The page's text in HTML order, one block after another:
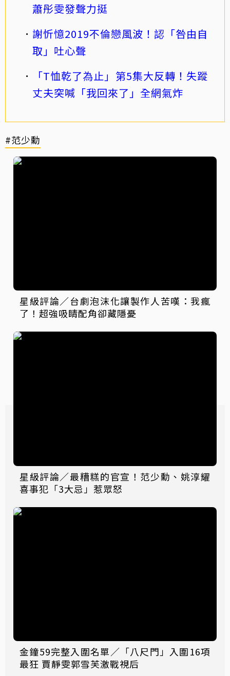
蕭彤雯發聲力挺
謝忻憶2019不倫戀風波！認「咎由自
取」吐心聲
「T恤乾了為止」第5集大反轉！失蹤
丈夫突喊「我回來了」全網氣炸
#范少勳
星級評論／台劇泡沫化讓製作人苦嘆：我瘋
了！超強吸睛配角卻藏隱憂
星級評論／最糟糕的官宣！范少勳、姚淳耀
喜事犯「3大忌」惹眾怒
金鐘59完整入圍名單／「八尺門」入圍16項
最狂 賈靜雯郭雪芙激戰視后